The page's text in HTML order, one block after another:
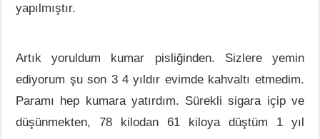
yapılmıştır.
Artık yoruldum kumar pisliğinden. Sizlere yemin
ediyorum şu son 3 4 yıldır evimde kahvaltı etmedim.
Paramı hep kumara yatırdım. Sürekli sigara içip ve
düşünmekten, 78 kilodan 61 kiloya düştüm 1 yıl